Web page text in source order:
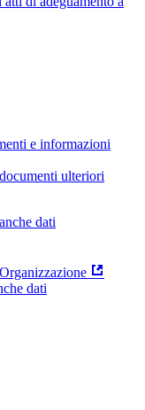
e informazioni
ulteriori
dati
dati